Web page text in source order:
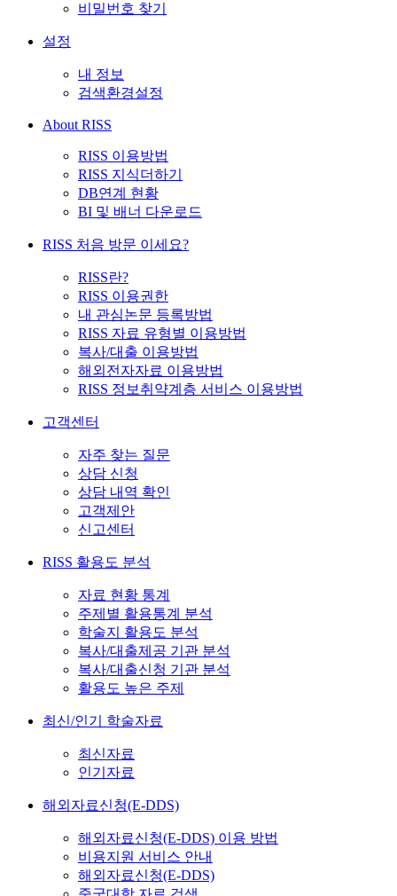
비밀번호 찾기
설정
내 정보
검색환경설정
About RISS
RISS 이용방법
RISS 지식더하기
DB연계 현황
BI 및 배너 다운로드
RISS 처음 방문 이세요?
RISS란?
RISS 이용권한
내 관심논문 등록방법
RISS 자료 유형별 이용방법
복사/대출 이용방법
해외전자자료 이용방법
RISS 정보취약계층 서비스 이용방법
고객센터
자주 찾는 질문
상담 신청
상담 내역 확인
고객제안
신고센터
RISS 활용도 분석
자료 현황 통계
주제별 활용통계 분석
학술지 활용도 분석
복사/대출제공 기관 분석
복사/대출신청 기관 분석
활용도 높은 주제
최신/인기 학술자료
최신자료
인기자료
해외자료신청(E-DDS)
해외자료신청(E-DDS) 이용 방법
비용지원 서비스 안내
해외자료신청(E-DDS)